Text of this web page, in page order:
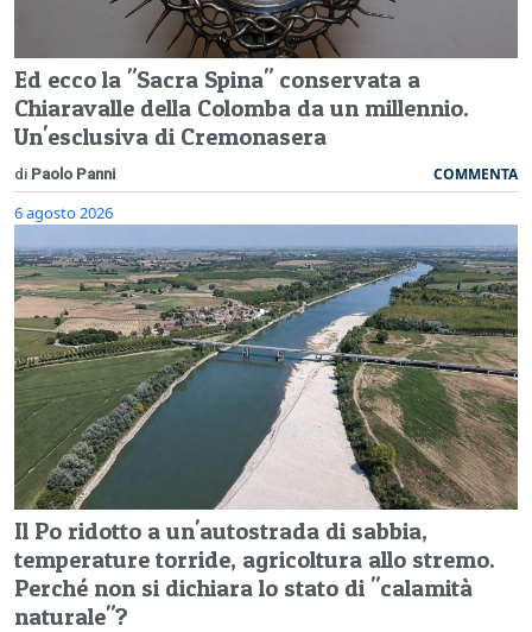
Ed ecco la "Sacra Spina" conservata a
Chiaravalle della Colomba da un millennio.
Un'esclusiva di Cremonasera
di Paolo Panni COMMENTA
6 agosto 2026
Il Po ridotto a un'autostrada di sabbia,
temperature torride, agricoltura allo stremo.
Perché non si dichiara lo stato di "calamità
naturale"?